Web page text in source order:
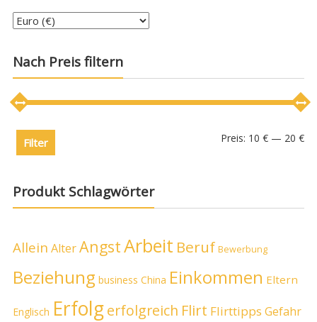
Nach Preis filtern
Filter Preis: 10 € — 20 €
Produkt Schlagwörter
Allein AlterAngstArbeit Beruf Bewerbung
Beziehung business China Einkommen Eltern
Englisch Erfolgerfolgreich Flirt Flirttipps Gefahr